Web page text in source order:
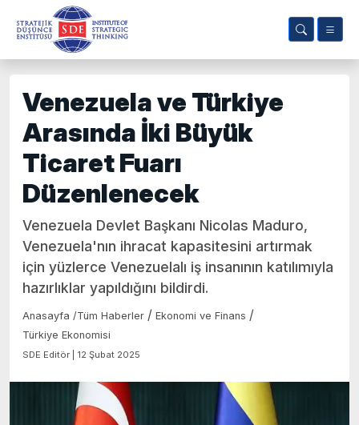
Venezuela ve Türkiye
Arasında İki Büyük
Ticaret Fuarı
Düzenlenecek
Venezuela Devlet Başkanı Nicolas Maduro,
Venezuela'nın ihracat kapasitesini artırmak
için yüzlerce Venezuelalı iş insanının katılımıyla
hazırlıklar yapıldığını bildirdi.
Anasayfa /Tüm Haberler / Ekonomi ve Finans /
Türkiye Ekonomisi
SDE Editör | 12 Şubat 2025